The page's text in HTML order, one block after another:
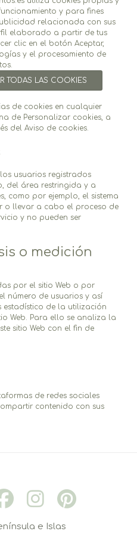
y para fines
relacionada con sus
elaborado a partir de tus
clic en el botón Aceptar,
y el procesamiento de
TODAS LAS COOKIES
de cookies en cualquier
de Personalizar cookies, a
del Aviso de cookies.
usuarios registrados
del área restringida y a
como por ejemplo, el sistema
o llevar a cabo el proceso de
y no pueden ser
o medición
por el sitio Web o por
número de usuarios y así
de la utilización
Web. Para ello se analiza la
sitio Web con el fin de
de redes sociales
contenido con sus
e Islas